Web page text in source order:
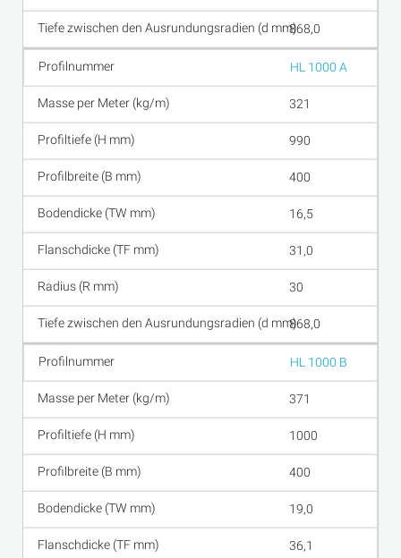
868,0
HL 1000 A
321
990
400
16,5
31,0
30
868,0
HL 1000 B
371
1000
400
19,0
36,1